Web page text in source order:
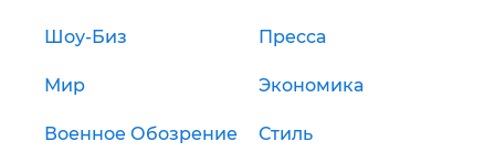
Шоу-Биз Пресса
Мир Экономика
Военное Обозрение Стиль